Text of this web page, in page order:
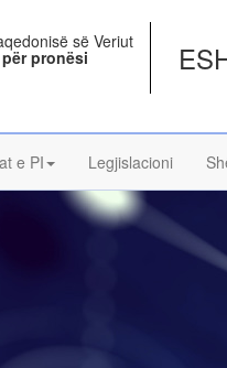
së Veriut
pronësi
e PI Legjislacioni